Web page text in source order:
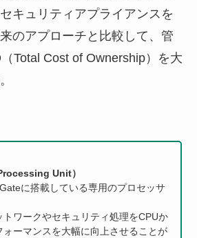
キュリティアプライアンスを
のアプローチと比較して、管
Total Cost of Ownership）を大
Unit）
に搭載している専用のプロセッサ
トワークやセキュリティ処理をCPUか
ォーマンスを大幅に向上させることが